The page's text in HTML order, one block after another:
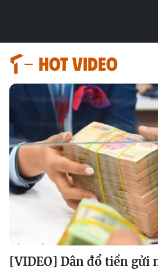
HOT VIDEO
[VIDEO] Dân đổ tiền gửi